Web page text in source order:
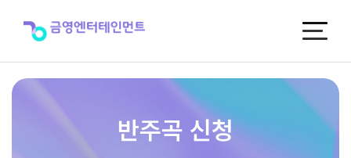
반주곡 신청